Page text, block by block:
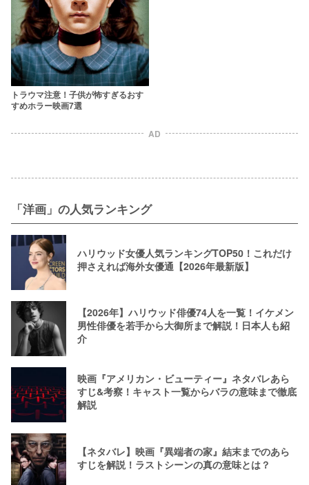
トラウマ注意！子供が怖すぎるおす
すめホラー映画7選
AD
「洋画」の人気ランキング
ハリウッド女優人気ランキングTOP50！これだけ
押さえれば海外女優通【2026年最新版】
【2026年】ハリウッド俳優74人を一覧！イケメン
男性俳優を若手から大御所まで解説！日本人も紹
介
映画『アメリカン・ビューティー』ネタバレあら
すじ&考察！キャスト一覧からバラの意味まで徹底
解説
【ネタバレ】映画『異端者の家』結末までのあら
すじを解説！ラストシーンの真の意味とは？